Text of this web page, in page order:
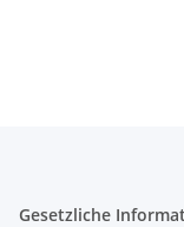
Gesetzliche